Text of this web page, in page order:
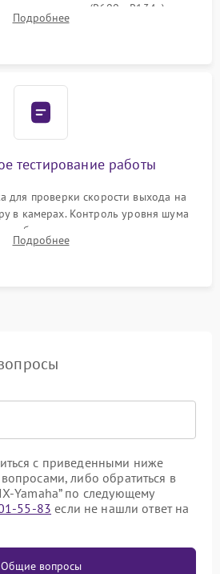
хладагента (R600a, R134a) по
рабочего давления в системе.
Подробнее
тестирование работы
для проверки скорости выхода на
в камерах. Контроль уровня шума
обмерзания стенок и корректного
автоматической оттайки.
Подробнее
с приведенными ниже
либо обратиться в
Yamaha” по следующему
55-83 если не нашли ответ на
Общие вопросы